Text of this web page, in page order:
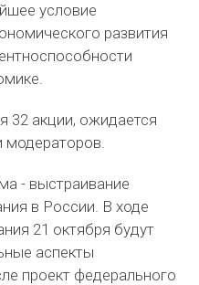
условие
развития
32 акции, ожидается
модераторов.
- выстраивание
в России. В ходе
21 октября будут
аспекты
проект федерального